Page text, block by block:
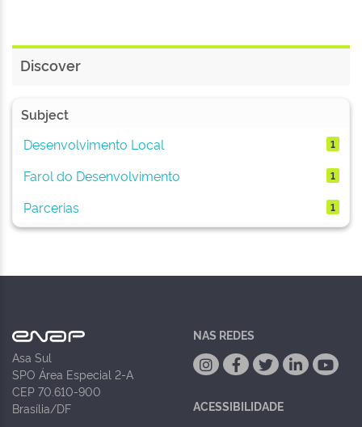
Discover
Subject
Desenvolvimento Local
1
Farol do Desenvolvimento 1
Parcerias 1
Asa Sul
SPO Área Especial 2-A
CEP 70.610-900
Brasília/DF
NAS REDES
ACESSIBILIDADE